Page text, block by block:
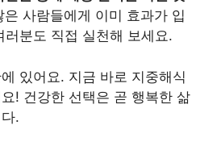
은 사람들에게 이미 효과가 입
러분도 직접 실천해 보세요.
있어요. 지금 바로 지중해식
! 건강한 선택은 곧 행복한 삶
.